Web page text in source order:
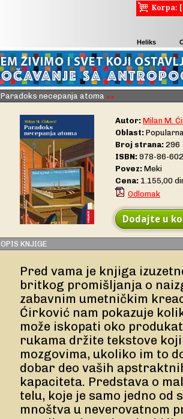
Heliks
Korpa:
Paradoks necepanja atoma >>
Autor: Milan M.
Oblast:
Broj strana: 296
ISBN: 978-86-
Povez: Meki
Cena: 1.155,00
Odlomak
Dodajte u
OPIS KNJIGE
Pred vama je knjiga
britkog promišljanja o
zabavnim umetničkim
Ćirković nam pokazuje
može iskopati oko
rukama držite tekstove koji
mozgovima, ukoliko im to
dobar deo vaših
kapaciteta. Predstava o
telu, koje je samo jedno od
mnoštva u neverovatnom